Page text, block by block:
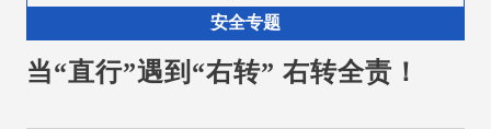
安全专题
当“直行”遇到“右转” 右转全责！